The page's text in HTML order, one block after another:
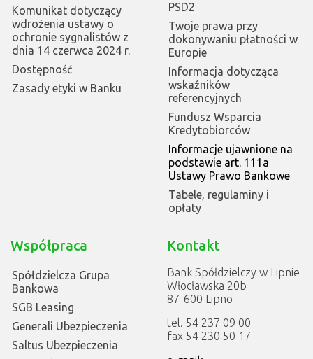
Komunikat dotyczący
wdrożenia ustawy o
ochronie sygnalistów z
dnia 14 czerwca 2024 r.
Dostępność
Zasady etyki w Banku
PSD2
Twoje prawa przy
dokonywaniu płatności w
Europie
Informacja dotycząca
wskaźników
referencyjnych
Fundusz Wsparcia
Kredytobiorców
Informacje ujawnione na
podstawie art. 111a
Ustawy Prawo Bankowe
Tabele, regulaminy i
opłaty
Współpraca
Spółdzielcza Grupa
Bankowa
SGB Leasing
Generali Ubezpieczenia
Saltus Ubezpieczenia
Kontakt
Bank Spółdzielczy w Lipnie
Włocławska 20b
87-600 Lipno
tel. 54 237 09 00
fax 54 230 50 17